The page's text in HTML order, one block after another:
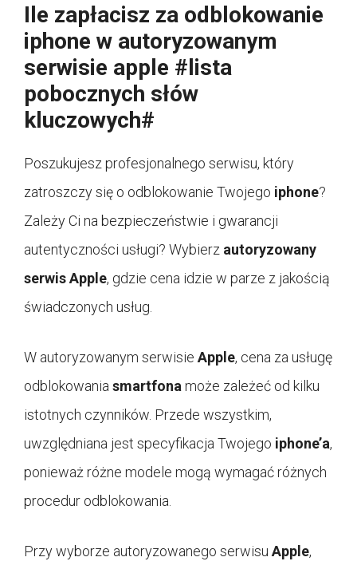
Ile zapłacisz za odblokowanie
iphone w autoryzowanym
serwisie apple #lista
pobocznych słów
kluczowych#
Poszukujesz profesjonalnego serwisu, który
zatroszczy się o odblokowanie Twojego iphone?
Zależy Ci na bezpieczeństwie i gwarancji
autentyczności usługi? Wybierz autoryzowany
serwis Apple, gdzie cena idzie w parze z jakością
świadczonych usług.
W autoryzowanym serwisie Apple, cena za usługę
odblokowania smartfona może zależeć od kilku
istotnych czynników. Przede wszystkim,
uwzględniana jest specyfikacja Twojego iphone’a,
ponieważ różne modele mogą wymagać różnych
procedur odblokowania.
Przy wyborze autoryzowanego serwisu Apple,